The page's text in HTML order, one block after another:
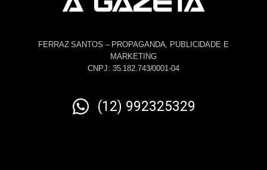
FERRAZ SANTOS – PROPAGANDA, PUBLICIDADE E
MARKETING
CNPJ: 35.182.743/0001-04
(12) 992325329